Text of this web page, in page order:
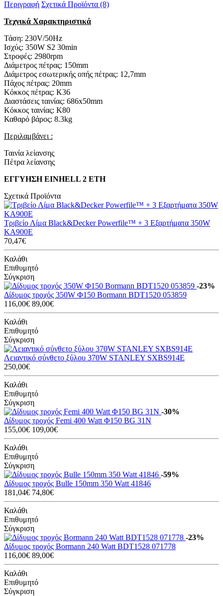
Περιγραφή Σχετικά Προϊόντα (8)
Τεχνικά Χαρακτηριστικά
Τάση: 230V/50Hz
Iσχύς: 350W S2 30min
Στροφές: 2980rpm
Διάμετρος πέτρας: 150mm
Διάμετρος εσωτερικής οπής πέτρας: 12,7mm
Πάχος πέτρας: 20mm
Κόκκος πέτρας: K36
Διαστάσεις ταινίας: 686x50mm
Κόκκος ταινίας: Κ80
Καθαρό βάρος: 8.3kg
Περιλαμβάνει :
Ταινία λείανσης
Πέτρα λείανσης
ΕΓΓΥΗΣΗ EINHELL 2 ΕΤΗ
Σχετικά Προϊόντα
Τριβείο Λίμα Black&Decker Powerfile™ + 3 Εξαρτήματα 350W
KA900E
70,47€
Καλάθι
Επιθυμητό
Σύγκριση
-23%
Δίδυμος τροχός 350W Φ150 Bormann BDT1520 053859
116,00€ 89,00€
Καλάθι
Επιθυμητό
Σύγκριση
Λειαντικό σύνθετο ξύλου 370W STANLEY SXBS914E
250,00€
Καλάθι
Επιθυμητό
Σύγκριση
-30%
Δίδυμος τροχός Femi 400 Watt Φ150 BG 31Ν
155,00€ 109,00€
Καλάθι
Επιθυμητό
Σύγκριση
-59%
Δίδυμος τροχός Bulle 150mm 350 Watt 41846
181,04€ 74,80€
Καλάθι
Επιθυμητό
Σύγκριση
-23%
Δίδυμος τροχός Bormann 240 Watt BDT1528 071778
116,00€ 89,00€
Καλάθι
Επιθυμητό
Σύγκριση